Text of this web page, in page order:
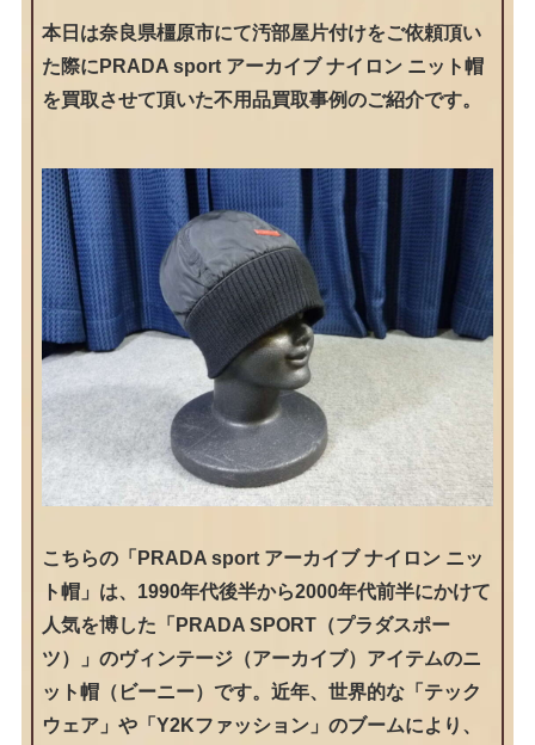
本日は奈良県橿原市にて汚部屋片付けをご依頼頂い
た際にPRADA sport アーカイブ ナイロン ニット帽
を買取させて頂いた不用品買取事例のご紹介です。
こちらの「PRADA sport アーカイブ ナイロン ニッ
ト帽」は、1990年代後半から2000年代前半にかけて
人気を博した「PRADA SPORT（プラダスポー
ツ）」のヴィンテージ（アーカイブ）アイテムのニ
ット帽（ビーニー）です。近年、世界的な「テック
ウェア」や「Y2Kファッション」のブームにより、